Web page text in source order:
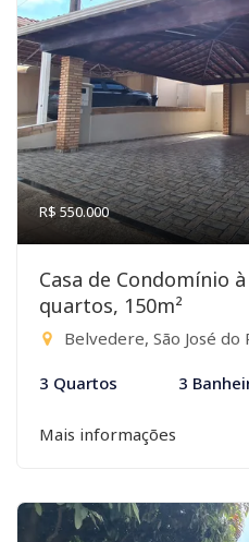
R$ 550.000
Casa de Condomínio
quartos, 150m²
Belvedere, São José do
3 Quartos 3
Mais informações